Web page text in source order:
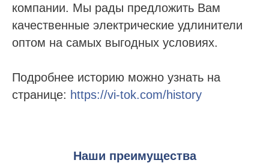
компании. Мы рады предложить Вам
качественные электрические удлинители
оптом на самых выгодных условиях.
Подробнее историю можно узнать на
странице: https://vi-tok.com/history
Наши преимущества